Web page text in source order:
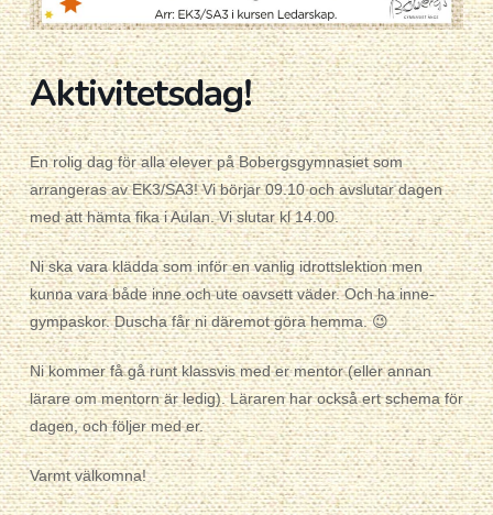
Aktivitetsdag!
En rolig dag för alla elever på Bobergsgymnasiet som
arrangeras av EK3/SA3! Vi börjar 09.10 och avslutar dagen
med att hämta fika i Aulan. Vi slutar kl 14.00.
Ni ska vara klädda som inför en vanlig idrottslektion men
kunna vara både inne och ute oavsett väder. Och ha inne-
gympaskor. Duscha får ni däremot göra hemma. 😉
Ni kommer få gå runt klassvis med er mentor (eller annan
lärare om mentorn är ledig). Läraren har också ert schema för
dagen, och följer med er.
Varmt välkomna!